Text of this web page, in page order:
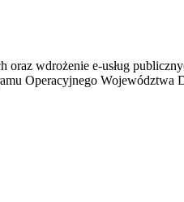
wdrożenie e-usług
Operacyjnego Województwa